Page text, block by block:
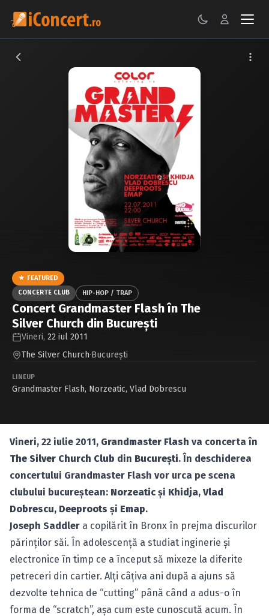
CONCERTE
Caută în site...
★ FEATURED
CONCERTE CLUB
HIP-HOP / TRAP
Concert Grandmaster Flash în The
Silver Church din Bucureşti
Vineri, 22 iul 2011
The Silver Church·Bucureşti
LINEUP
Grandmaster Flash, Norzeatic, Vlad Dobrescu
Vineri, 22 iulie 2011, Grandmaster Flash va concerta în
The Silver Church Club din Bucureşti. În deschiderea
concertului Grandmaster Flash vor urca pe scena
clubului bucureştean: Norzeatic şi Khidja,Vlad
Dobrescu, Deeproots şi Emap.
Joseph Saddler a copilărit în Bronx în prejma discurilor
părinţilor săi. În adolescenţă a studiat inginerie şi
electronice în timp ce a început să mixeze la diferite
petreceri din cartier. Alţi câţiva ani după a ajuns să
dezvolte tehnica de “cutting” până când a adus-o în
forma de “scratch”, aşa cum este cunoscută acum. În